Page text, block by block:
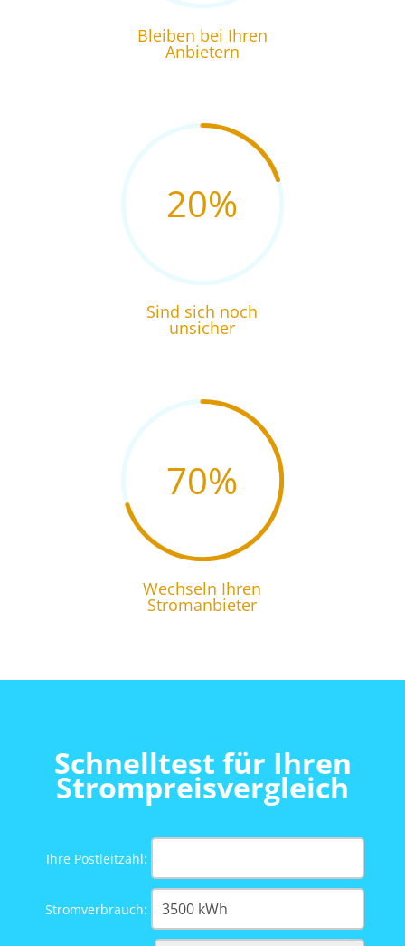
Bleiben bei Ihren
Anbietern
20%
Sind sich noch
unsicher
70%
Wechseln Ihren
Stromanbieter
Schnelltest für Ihren
Strompreisvergleich
Ihre Postleitzahl:
Stromverbrauch: